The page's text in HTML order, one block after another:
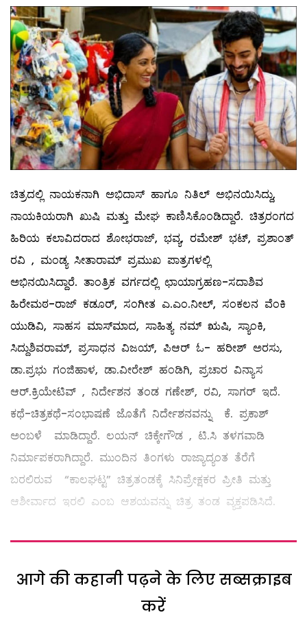
ಚಿತ್ರದಲ್ಲಿ ನಾಯಕನಾಗಿ ಅಭಿದಾಸ್ ಹಾಗೂ ನಿತಿಲ್ ಅಭಿನಯಿಸಿದ್ದು,
ನಾಯಕಿಯರಾಗಿ ಖುಷಿ ಮತ್ತು ಮೇಘ ಕಾಣಿಸಿಕೊಂಡಿದ್ದಾರೆ. ಚಿತ್ರರಂಗದ
ಹಿರಿಯ ಕಲಾವಿದರಾದ ಶೋಭರಾಜ್, ಭವ್ಯ, ರಮೇಶ್ ಭಟ್, ಪ್ರಶಾಂತ್
ರವಿ , ಮಂಡ್ಯ ಸೀತಾರಾಮ್ ಪ್ರಮುಖ ಪಾತ್ರಗಳಲ್ಲಿ
ಅಭಿನಯಿಸಿದ್ದಾರೆ. ತಾಂತ್ರಿಕ ವರ್ಗದಲ್ಲಿ ಛಾಯಾಗ್ರಹಣ-ಸದಾಶಿವ
ಹಿರೇಮಠ-ರಾಜ್ ಕಡೂರ್, ಸಂಗೀತ ಎ.ಎಂ.ನೀಲ್, ಸಂಕಲನ ವೆಂಕಿ
ಯುಡಿವಿ, ಸಾಹಸ ಮಾಸ್‌ಮಾದ, ಸಾಹಿತ್ಯ ನಮ್ ಋಷಿ, ಸ್ಯಾಂಕಿ,
ಸಿದ್ದುಶಿವರಾಮ್, ಪ್ರಸಾಧನ ವಿಜಯ್, ಪಿಆರ್ ಓ- ಹರೀಶ್ ಅರಸು,
ಡಾ.ಪ್ರಭು ಗಂಜಿಹಾಳ, ಡಾ.ವೀರೇಶ್ ಹಂಡಿಗಿ, ಪ್ರಚಾರ ವಿನ್ಯಾಸ
ಆರ್.ಕ್ರಿಯೇಟಿವ್ , ನಿರ್ದೇಶನ ತಂಡ ಗಣೇಶ್, ರವಿ, ಸಾಗರ್ ಇದೆ.
ಕಥೆ-ಚಿತ್ರಕಥೆ-ಸಂಭಾಷಣೆ ಜೊತೆಗೆ ನಿರ್ದೇಶನವನ್ನು ಕೆ. ಪ್ರಕಾಶ್
ಅಂಬಳೆ ಮಾಡಿದ್ದಾರೆ. ಲಯನ್ ಚಿಕ್ಕೇಗೌಡ , ಟಿ.ಸಿ ತಳಗವಾಡಿ
ನಿರ್ಮಾಪಕರಾಗಿದ್ದಾರೆ. ಮುಂದಿನ ತಿಂಗಳು ರಾಜ್ಯಾದ್ಯಂತ ತೆರೆಗೆ
ಬರಲಿರುವ “ಕಾಲಘಟ್ಟ” ಚಿತ್ರತಂಡಕ್ಕೆ ಸಿನಿಪ್ರೇಕ್ಷಕರ ಪ್ರೀತಿ ಮತ್ತು
ಆಶೀರ್ವಾದ ಇರಲಿ ಎಂಬ ಆಶಯವನ್ನು ಚಿತ್ರ ತಂಡ ವ್ಯಕ್ತಪಡಿಸಿದೆ.
आगे की कहानी पढ़ने के लिए सब्सक्राइब
करें